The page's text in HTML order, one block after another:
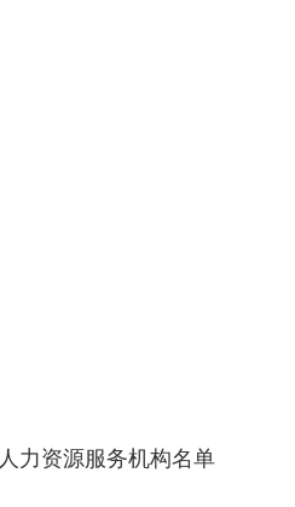
力资源服务机构名单